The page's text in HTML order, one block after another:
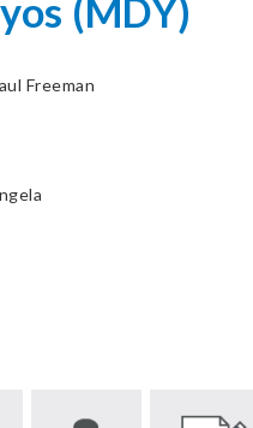
(MDY)
Freeman